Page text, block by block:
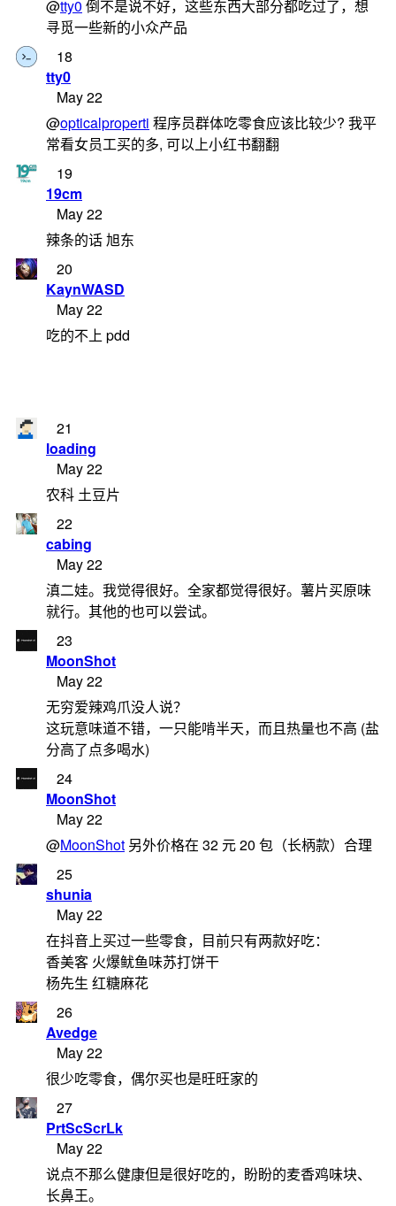
@tty0 倒不是说不好，这些东西大部分都吃过了，想
寻觅一些新的小众产品
18
tty0
May 22
@opticalproperti 程序员群体吃零食应该比较少? 我平
常看女员工买的多, 可以上小红书翻翻
19
19cm
May 22
辣条的话 旭东
20
KaynWASD
May 22
吃的不上 pdd
21
loading
May 22
农科 土豆片
22
cabing
May 22
滇二娃。我觉得很好。全家都觉得很好。薯片买原味
就行。其他的也可以尝试。
23
MoonShot
May 22
无穷爱辣鸡爪没人说？
这玩意味道不错，一只能啃半天，而且热量也不高 (盐
分高了点多喝水)
24
MoonShot
May 22
@MoonShot 另外价格在 32 元 20 包（长柄款）合理
25
shunia
May 22
在抖音上买过一些零食，目前只有两款好吃：
香美客 火爆鱿鱼味苏打饼干
杨先生 红糖麻花
26
Avedge
May 22
很少吃零食，偶尔买也是旺旺家的
27
PrtScScrLk
May 22
说点不那么健康但是很好吃的，盼盼的麦香鸡味块、
长鼻王。